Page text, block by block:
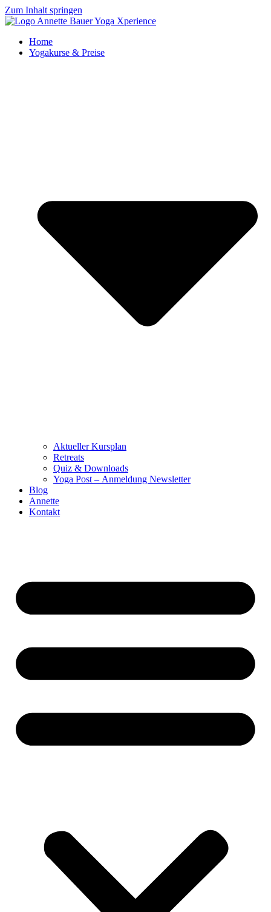
Zum Inhalt springen
Home
Yogakurse & Preise
Aktueller Kursplan
Retreats
Quiz & Downloads
Yoga Post – Anmeldung Newsletter
Blog
Annette
Kontakt